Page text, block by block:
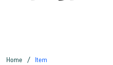
Home / Item